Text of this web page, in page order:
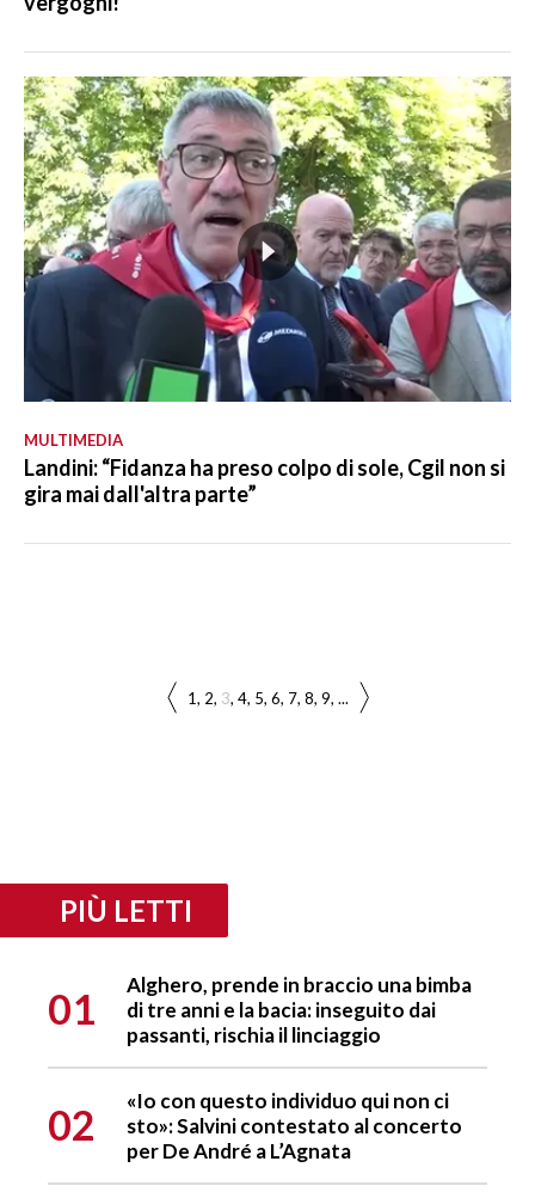
MULTIMEDIA
Landini: “Fidanza ha preso colpo di sole, Cgil non si
gira mai dall'altra parte”
1 2 3 4 5 6 7 8 9 ...
PIÙ LETTI
01
Alghero, prende in braccio una bimba
di tre anni e la bacia: inseguito dai
passanti, rischia il linciaggio
02
«Io con questo individuo qui non ci
sto»: Salvini contestato al concerto
per De André a L’Agnata